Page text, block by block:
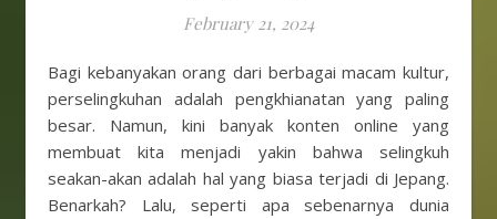
February 21, 2024
Bagi kebanyakan orang dari berbagai macam kultur,
perselingkuhan adalah pengkhianatan yang paling
besar. Namun, kini banyak konten online yang
membuat kita menjadi yakin bahwa selingkuh
seakan-akan adalah hal yang biasa terjadi di Jepang.
Benarkah? Lalu, seperti apa sebenarnya dunia